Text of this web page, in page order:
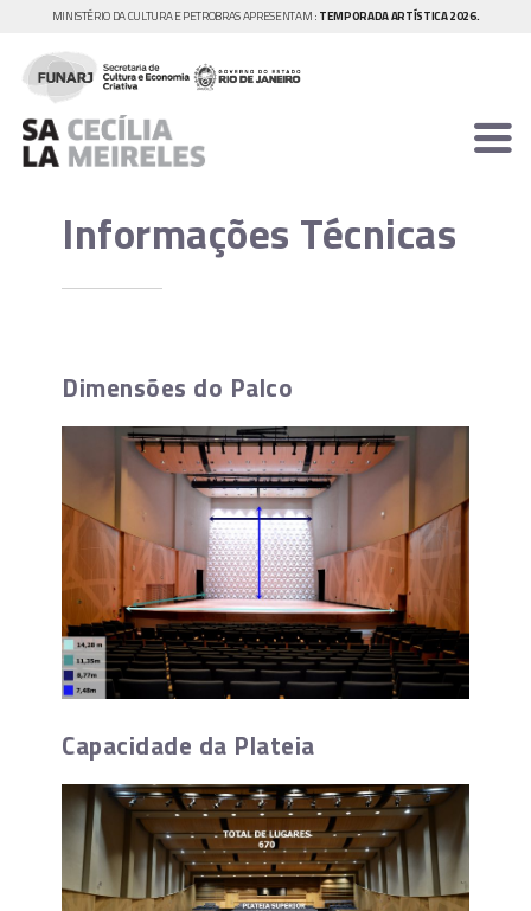
MINISTÉRIO DA CULTURA E PETROBRAS APRESENTAM : TEMPORADA ARTÍSTICA 2026.
Informações Técnicas
Dimensões do Palco
Capacidade da Plateia